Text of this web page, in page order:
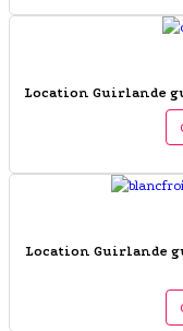
Location Guirlande
Location Guirlande